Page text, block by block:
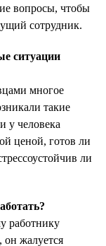
вопросы, чтобы
сотрудник.
ситуации
многое
такие
у человека
ценой, готов ли
ли
работнику
он жалуется